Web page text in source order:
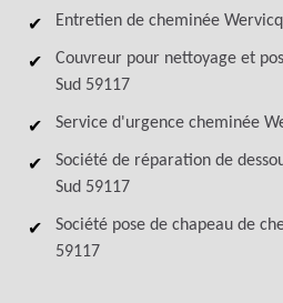
Entretien de cheminée Wervicq
Couvreur pour nettoyage et
Sud 59117
Service d'urgence cheminée
Société de réparation de
Sud 59117
Société pose de chapeau de
59117